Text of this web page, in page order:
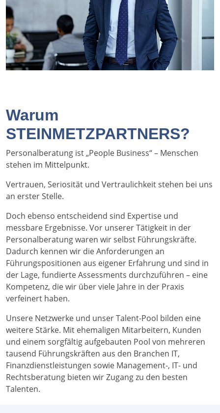
Warum
STEINMETZPARTNERS?
Personalberatung ist „People Business“ – Menschen
stehen im Mittelpunkt.
Vertrauen, Seriosität und Vertraulichkeit stehen bei uns
an erster Stelle.
Doch ebenso entscheidend sind Expertise und
messbare Ergebnisse. Vor unserer Tätigkeit in der
Personalberatung waren wir selbst Führungskräfte.
Dadurch kennen wir die Anforderungen an
Führungspositionen aus eigener Erfahrung und sind in
der Lage, fundierte Assessments durchzuführen – eine
Kompetenz, die wir über viele Jahre in der Praxis
verfeinert haben.
Unsere Netzwerke und unser Talent-Pool bilden eine
weitere Stärke. Mit ehemaligen Mitarbeitern, Kunden
und einem sorgfältig aufgebauten Pool von mehreren
tausend Führungskräften aus den Branchen IT,
Finanzdienstleistungen sowie Management-, IT- und
Rechtsberatung bieten wir Zugang zu den besten
Talenten.